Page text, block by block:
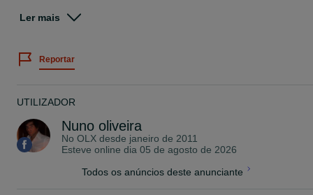
estendem-se para alcançar paletes em profundidade.Porta-paletes
(Empilhadores de alta elevação): Semelhantes aos porta-paletes
elétricos, mas equipados com um mastro que permite empilhar
construção ou áreas agrícolas onde o solo é
irregular.Selecionadores de Encomendas (Order Pickers):
Concebidos para elevar o operador até à prateleira, facilitando a
recolha manual de itens individuais (picking) em vez de paletes
inteiras.Laterais (Side Loaders): Especializados em cargas longas,
em corredores estreitos.Fontes de EnergiaElétricos: Silenciosos e
Ler mais
Reportar
UTILIZADOR
Nuno oliveira
No OLX desde janeiro de 2011
Esteve online dia 05 de agosto de 2026
Todos os anúncios deste anunciante